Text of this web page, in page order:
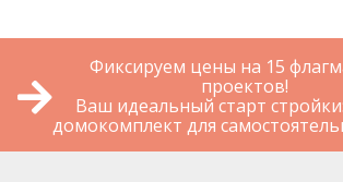
Фиксируем цены на 15
проектов!
Ваш идеальный старт
домокомплект для